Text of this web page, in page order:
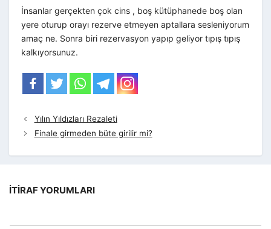
İnsanlar gerçekten çok cins , boş kütüphanede boş olan
yere oturup orayı rezerve etmeyen aptallara sesleniyorum
amaç ne. Sonra biri rezervasyon yapıp geliyor tıpış tıpış
kalkıyorsunuz.
Yılın Yıldızları Rezaleti
Finale girmeden büte girilir mi?
İTIRAF YORUMLARI